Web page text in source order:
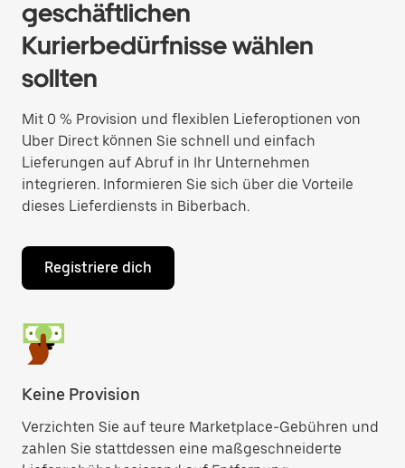
geschäftlichen
Kurierbedürfnisse wählen
sollten
Mit 0 % Provision und flexiblen Lieferoptionen von
Uber Direct können Sie schnell und einfach
Lieferungen auf Abruf in Ihr Unternehmen
integrieren. Informieren Sie sich über die Vorteile
dieses Lieferdiensts in Biberbach.
Registriere dich
Keine Provision
Verzichten Sie auf teure Marketplace-Gebühren und
zahlen Sie stattdessen eine maßgeschneiderte